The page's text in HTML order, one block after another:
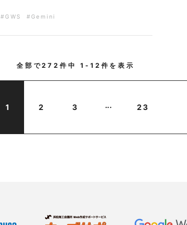
#GWS #Gemini
全部で272件中 1-12 件を表示
1 2 3 ... 23